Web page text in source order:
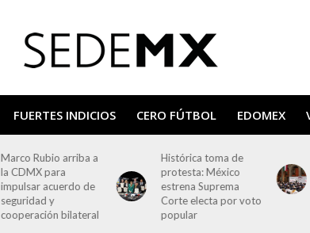
FUERTES INDICIOS CERO FÚTBOL EDOMEX
Marco Rubio arriba a
la CDMX para
impulsar acuerdo de
seguridad y
cooperación bilateral
Histórica toma de
protesta: México
estrena Suprema
Corte electa por voto
popular